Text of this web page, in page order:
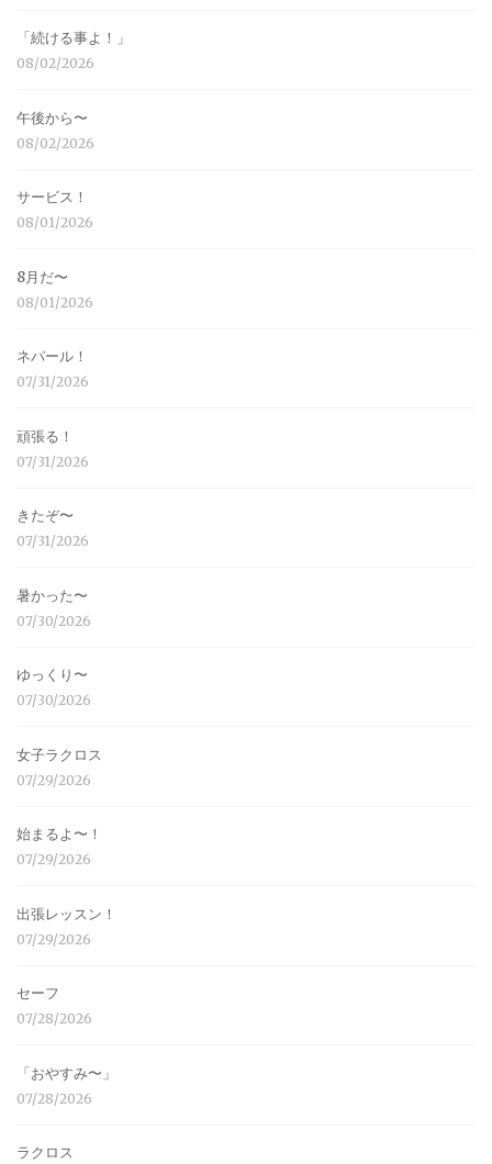
「続ける事よ！」
08/02/2026
午後から〜
08/02/2026
サービス！
08/01/2026
8月だ〜
08/01/2026
ネパール！
07/31/2026
頑張る！
07/31/2026
きたぞ〜
07/31/2026
暑かった〜
07/30/2026
ゆっくり〜
07/30/2026
女子ラクロス
07/29/2026
始まるよ〜！
07/29/2026
出張レッスン！
07/29/2026
セーフ
07/28/2026
「おやすみ〜」
07/28/2026
ラクロス